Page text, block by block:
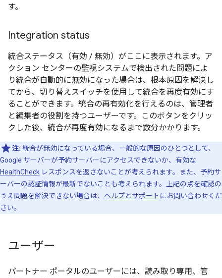
す。
Integration status
統合ステータス（有効 / 無効）がここに表示されます。ア
クション センターの監視システムで検出された問題によ
り統合が自動的に無効になった場合は、根本原因を解決し
てから、切り替えスイッチを使用して統合を再度有効にす
ることができます。統合の再有効化を行えるのは、管理者
と編集者の役割を持つユーザーです。このボタンをクリッ
クした後、統合が再度有効になるまで数分かかります。
注: 統合が無効になっている場合、一般的な原因のひとつとして、
Google サーバーが予約サーバーにアクセスできないか、有効な
HealthCheck レスポンスを返さないことが考えられます。また、予約サ
ーバーの認証情報が最新でないことも考えられます。上記の点を確認の
うえ問題を解決できない場合は、 ヘルプとサポート にお問い合わせくだ
さい。
ユーザー
パートナー ポータルのユーザーには、読み取り専用、管